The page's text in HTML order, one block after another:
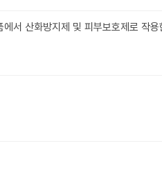
서 산화방지제 및 피부보호제로 작용